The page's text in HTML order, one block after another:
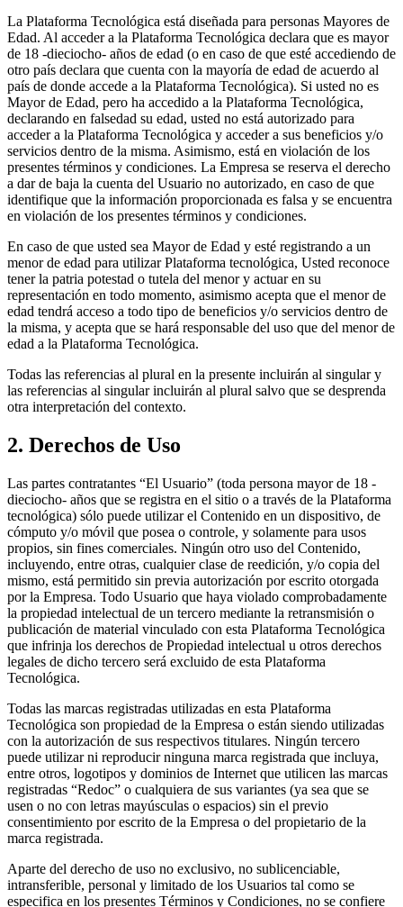
La Plataforma Tecnológica está diseñada para personas Mayores de
Edad. Al acceder a la Plataforma Tecnológica declara que es mayor
de 18 -dieciocho- años de edad (o en caso de que esté accediendo de
otro país declara que cuenta con la mayoría de edad de acuerdo al
país de donde accede a la Plataforma Tecnológica). Si usted no es
Mayor de Edad, pero ha accedido a la Plataforma Tecnológica,
declarando en falsedad su edad, usted no está autorizado para
acceder a la Plataforma Tecnológica y acceder a sus beneficios y/o
servicios dentro de la misma. Asimismo, está en violación de los
presentes términos y condiciones. La Empresa se reserva el derecho
a dar de baja la cuenta del Usuario no autorizado, en caso de que
identifique que la información proporcionada es falsa y se encuentra
en violación de los presentes términos y condiciones.
En caso de que usted sea Mayor de Edad y esté registrando a un
menor de edad para utilizar Plataforma tecnológica, Usted reconoce
tener la patria potestad o tutela del menor y actuar en su
representación en todo momento, asimismo acepta que el menor de
edad tendrá acceso a todo tipo de beneficios y/o servicios dentro de
la misma, y acepta que se hará responsable del uso que del menor de
edad a la Plataforma Tecnológica.
Todas las referencias al plural en la presente incluirán al singular y
las referencias al singular incluirán al plural salvo que se desprenda
otra interpretación del contexto.
2. Derechos de Uso
Las partes contratantes “El Usuario” (toda persona mayor de 18 -
dieciocho- años que se registra en el sitio o a través de la Plataforma
tecnológica) sólo puede utilizar el Contenido en un dispositivo, de
cómputo y/o móvil que posea o controle, y solamente para usos
propios, sin fines comerciales. Ningún otro uso del Contenido,
incluyendo, entre otras, cualquier clase de reedición, y/o copia del
mismo, está permitido sin previa autorización por escrito otorgada
por la Empresa. Todo Usuario que haya violado comprobadamente
la propiedad intelectual de un tercero mediante la retransmisión o
publicación de material vinculado con esta Plataforma Tecnológica
que infrinja los derechos de Propiedad intelectual u otros derechos
legales de dicho tercero será excluido de esta Plataforma
Tecnológica.
Todas las marcas registradas utilizadas en esta Plataforma
Tecnológica son propiedad de la Empresa o están siendo utilizadas
con la autorización de sus respectivos titulares. Ningún tercero
puede utilizar ni reproducir ninguna marca registrada que incluya,
entre otros, logotipos y dominios de Internet que utilicen las marcas
registradas “Redoc” o cualquiera de sus variantes (ya sea que se
usen o no con letras mayúsculas o espacios) sin el previo
consentimiento por escrito de la Empresa o del propietario de la
marca registrada.
Aparte del derecho de uso no exclusivo, no sublicenciable,
intransferible, personal y limitado de los Usuarios tal como se
especifica en los presentes Términos y Condiciones, no se confiere